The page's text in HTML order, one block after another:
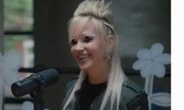
рассказала о съёмках для
журнала
3